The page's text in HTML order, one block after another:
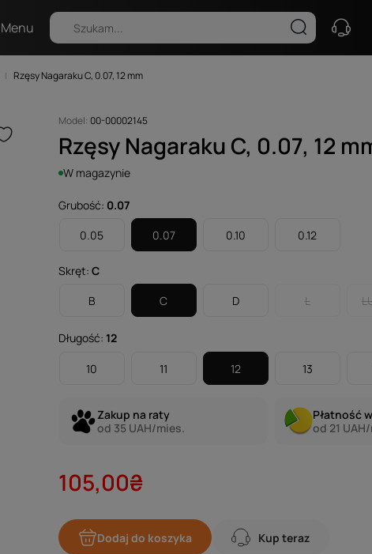
Menu
Rzęsy Nagaraku C, 0.07, 12 mm
Model: 00-00002145
Rzęsy Nagaraku C, 0.07, 12
W magazynie
Grubość: 0.07
0.05
0.07 0.10 0.12
Skręt: C
B
C D L
Długość: 12
10 11 12 13
Zakup na raty
od 35 UAH/mies.
Płatność
od 21
105,00₴
Dodaj do koszyka Kup teraz